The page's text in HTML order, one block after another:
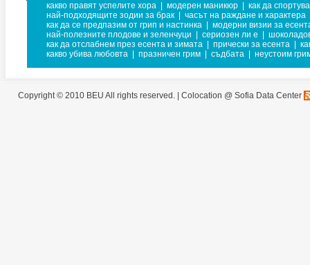
какво правят успелите хора модерен маникюр
как да
най-подходящите зодии за брак
часът на раждане и характера
как да се предпазим от грип и настинка
модерни визии за
най-полезните плодове и зеленчуци
сериозен ли е
как да отслабнем през есента и зимата
прически за есента
какво убива любовта
празничен грим съдбата неустоим
Copyright © 2010 BEU All rights reserved. | Colocation @ Sofia Data Center